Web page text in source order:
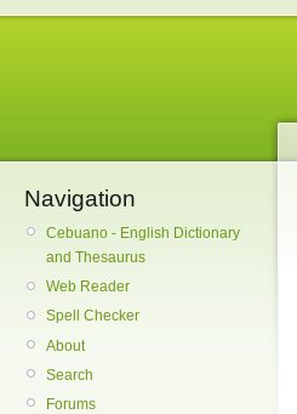
Navigation
Cebuano - English Dictionary
and Thesaurus
Web Reader
Spell Checker
About
Search
Forums